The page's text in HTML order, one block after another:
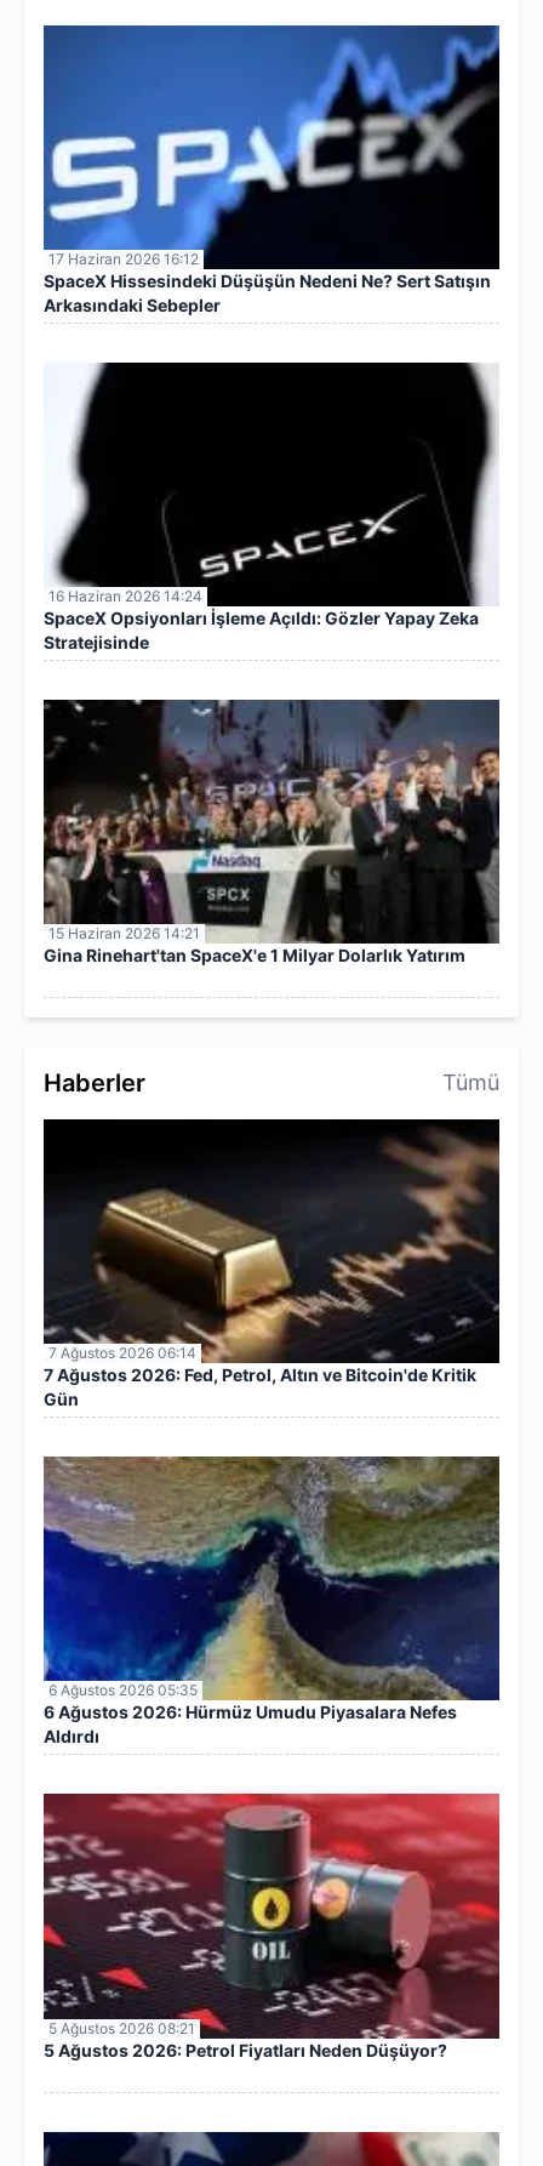
17 Haziran 2026 16:12
SpaceX Hissesindeki Düşüşün Nedeni Ne? Sert Satışın
Arkasındaki Sebepler
16 Haziran 2026 14:24
SpaceX Opsiyonları İşleme Açıldı: Gözler Yapay Zeka
Stratejisinde
15 Haziran 2026 14:21
Gina Rinehart'tan SpaceX'e 1 Milyar Dolarlık Yatırım
Haberler Tümü
7 Ağustos 2026 06:14
7 Ağustos 2026: Fed, Petrol, Altın ve Bitcoin'de Kritik
Gün
6 Ağustos 2026 05:35
6 Ağustos 2026: Hürmüz Umudu Piyasalara Nefes
Aldırdı
5 Ağustos 2026 08:21
5 Ağustos 2026: Petrol Fiyatları Neden Düşüyor?